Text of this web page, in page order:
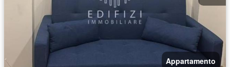
Appartamento